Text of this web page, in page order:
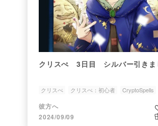
クリスぺ 3日目 シルバー引きま
クリスぺ クリスぺ：初心者 CryptoSpells
彼方へ
2024/09/09